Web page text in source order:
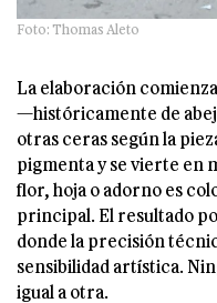
Foto: Thomas Aleto
La elaboración
—históricamente de
otras ceras según la
pigmenta y se vierte en
flor, hoja o adorno es
principal. El resultado
donde la precisión
sensibilidad artística.
igual a otra.